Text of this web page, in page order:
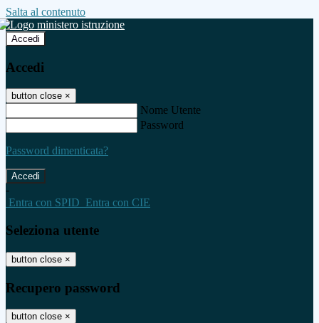
Salta al contenuto
Accedi
Accedi
button close ×
Nome Utente
Password
Password dimenticata?
-
Entra con SPID Entra con CIE
Seleziona utente
button close ×
Recupero password
button close ×